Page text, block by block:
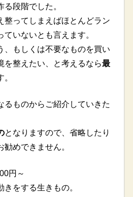
段階でした。
整ってしまえばほとんどラン
いないとも言えます。
、もしくは不要なものを買い
を整えたい、と考えるなら最
るものからご紹介していきた
となりますので、省略したり
めできません。
円～
をする生きもの。